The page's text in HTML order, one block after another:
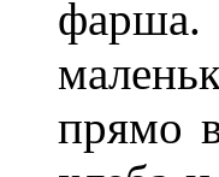
прямо